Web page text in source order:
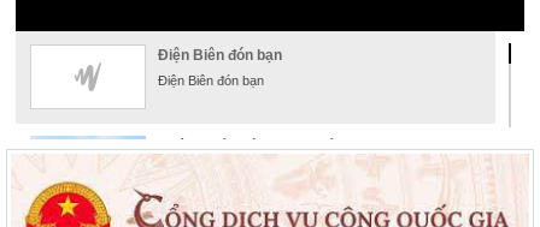
Điện Biên đón bạn
Điện Biên đón bạn
Khám phá đường hoa xuân